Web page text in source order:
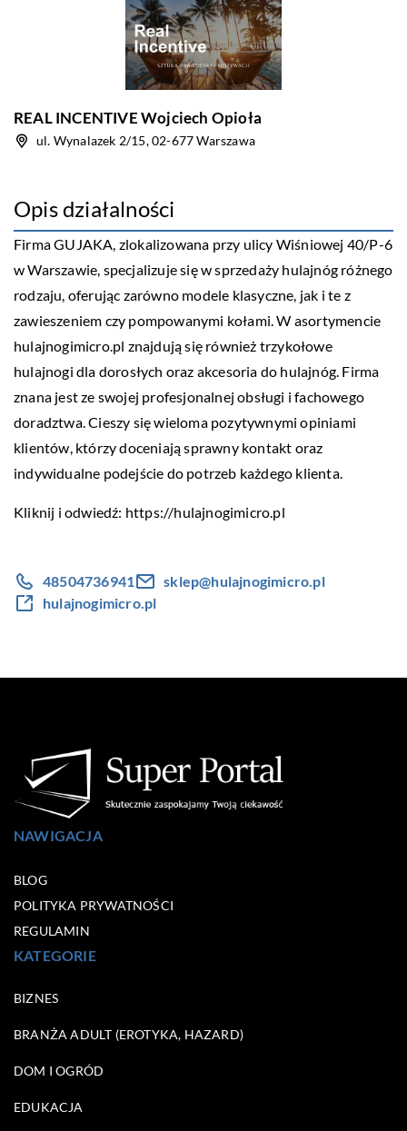
REAL INCENTIVE Wojciech Opioła
ul. Wynalazek 2/15, 02-677 Warszawa
Opis działalności
Firma GUJAKA, zlokalizowana przy ulicy Wiśniowej 40/P-6
w Warszawie, specjalizuje się w sprzedaży hulajnóg różnego
rodzaju, oferując zarówno modele klasyczne, jak i te z
zawieszeniem czy pompowanymi kołami. W asortymencie
hulajnogimicro.pl znajdują się również trzykołowe
hulajnogi dla dorosłych oraz akcesoria do hulajnóg. Firma
znana jest ze swojej profesjonalnej obsługi i fachowego
doradztwa. Cieszy się wieloma pozytywnymi opiniami
klientów, którzy doceniają sprawny kontakt oraz
indywidualne podejście do potrzeb każdego klienta.
Kliknij i odwiedź: https://hulajnogimicro.pl
48504736941
sklep@hulajnogimicro.pl
hulajnogimicro.pl
NAWIGACJA
BLOG
POLITYKA PRYWATNOŚCI
REGULAMIN
KATEGORIE
BIZNES
BRANŻA ADULT (EROTYKA, HAZARD)
DOM I OGRÓD
EDUKACJA